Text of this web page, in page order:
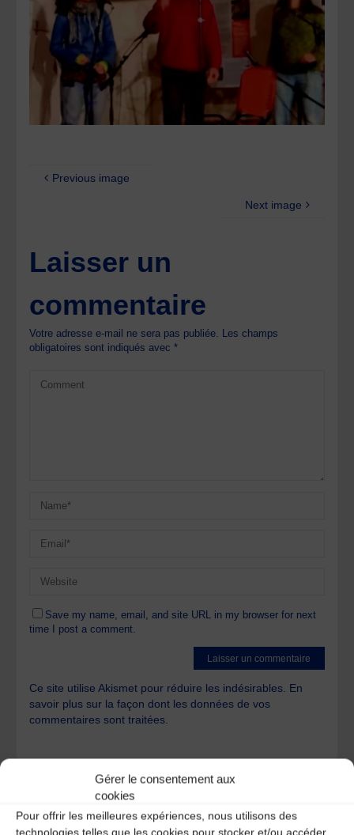
Gérer le consentement aux
cookies
Pour offrir les meilleures expériences, nous utilisons des
technologies telles que les cookies pour stocker et/ou accéder
Previous image
Next image
Laisser un
commentaire
Votre adresse e-mail ne sera pas publiée. Les champs
obligatoires sont indiqués avec*
Save my name, email, and site URL in my browser for next
time I post a comment.
Ce site utilise Akismet pour réduire les indésirables. En
savoir plus sur la façon dont les données de vos
commentaires sont traitées